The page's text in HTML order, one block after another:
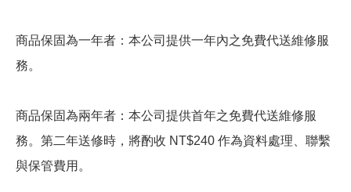
商品保固為一年者：本公司提供一年內之免費代送維修服
務。
商品保固為兩年者：本公司提供首年之免費代送維修服
務。第二年送修時，將酌收 NT$240 作為資料處理、聯繫
與保管費用。